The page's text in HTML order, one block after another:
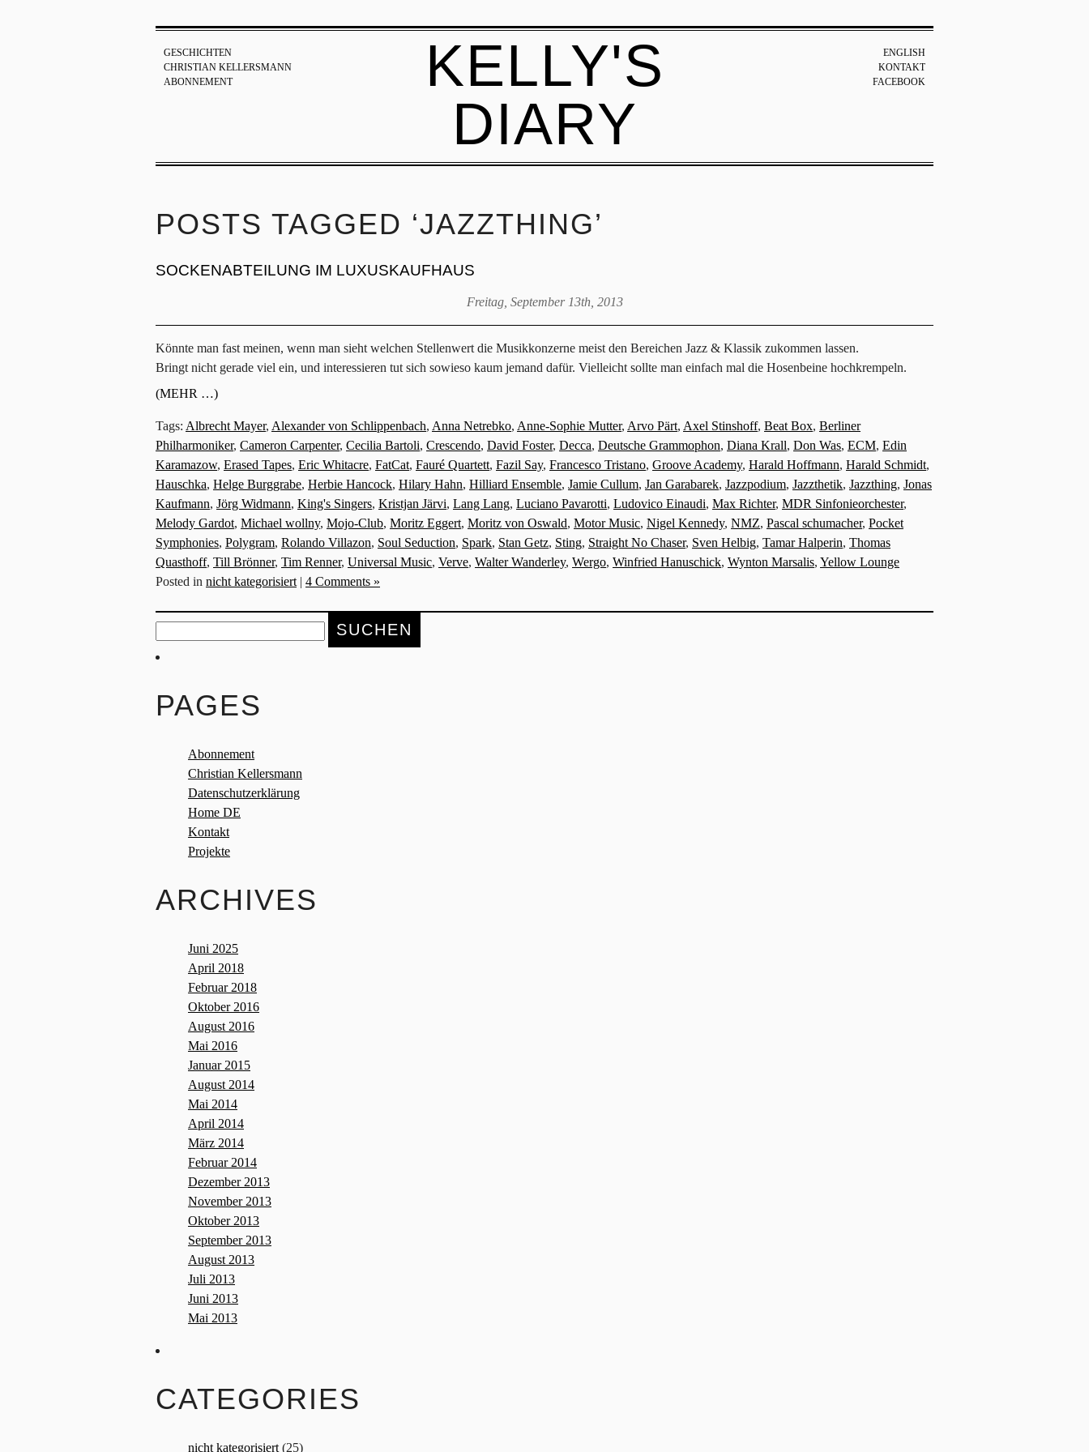
GESCHICHTEN
CHRISTIAN KELLERSMANN
ABONNEMENT
KELLY'S
DIARY
ENGLISH
KONTAKT
FACEBOOK
POSTS TAGGED ‘JAZZTHING’
SOCKENABTEILUNG IM LUXUSKAUFHAUS
Freitag, September 13th, 2013
Könnte man fast meinen, wenn man sieht welchen Stellenwert die Musikkonzerne meist den Bereichen Jazz & Klassik zukommen lassen.
Bringt nicht gerade viel ein, und interessieren tut sich sowieso kaum jemand dafür. Vielleicht sollte man einfach mal die Hosenbeine hochkrempeln.
(MEHR …)
Tags: Albrecht Mayer, Alexander von Schlippenbach, Anna Netrebko, Anne-Sophie Mutter, Arvo Pärt, Axel Stinshoff, Beat Box, Berliner
Philharmoniker, Cameron Carpenter, Cecilia Bartoli, Crescendo, David Foster, Decca, Deutsche Grammophon, Diana Krall, Don Was, ECM, Edin
Karamazow, Erased Tapes, Eric Whitacre, FatCat, Fauré Quartett, Fazil Say, Francesco Tristano, Groove Academy, Harald Hoffmann, Harald Schmidt,
Hauschka, Helge Burggrabe, Herbie Hancock, Hilary Hahn, Hilliard Ensemble, Jamie Cullum, Jan Garabarek, Jazzpodium, Jazzthetik, Jazzthing, Jonas
Kaufmann, Jörg Widmann, King's Singers, Kristjan Järvi, Lang Lang, Luciano Pavarotti, Ludovico Einaudi, Max Richter, MDR Sinfonieorchester,
Melody Gardot, Michael wollny, Mojo-Club, Moritz Eggert, Moritz von Oswald, Motor Music, Nigel Kennedy, NMZ, Pascal schumacher, Pocket
Symphonies, Polygram, Rolando Villazon, Soul Seduction, Spark, Stan Getz, Sting, Straight No Chaser, Sven Helbig, Tamar Halperin, Thomas
Quasthoff, Till Brönner, Tim Renner, Universal Music, Verve, Walter Wanderley, Wergo, Winfried Hanuschick, Wynton Marsalis, Yellow Lounge
Posted in nicht kategorisiert| 4 Comments »
Suche
nach:
PAGES
Abonnement
Christian Kellersmann
Datenschutzerklärung
Home DE
Kontakt
Projekte
ARCHIVES
Juni 2025
April 2018
Februar 2018
Oktober 2016
August 2016
Mai 2016
Januar 2015
August 2014
Mai 2014
April 2014
März 2014
Februar 2014
Dezember 2013
November 2013
Oktober 2013
September 2013
August 2013
Juli 2013
Juni 2013
Mai 2013
CATEGORIES
nicht kategorisiert (25)